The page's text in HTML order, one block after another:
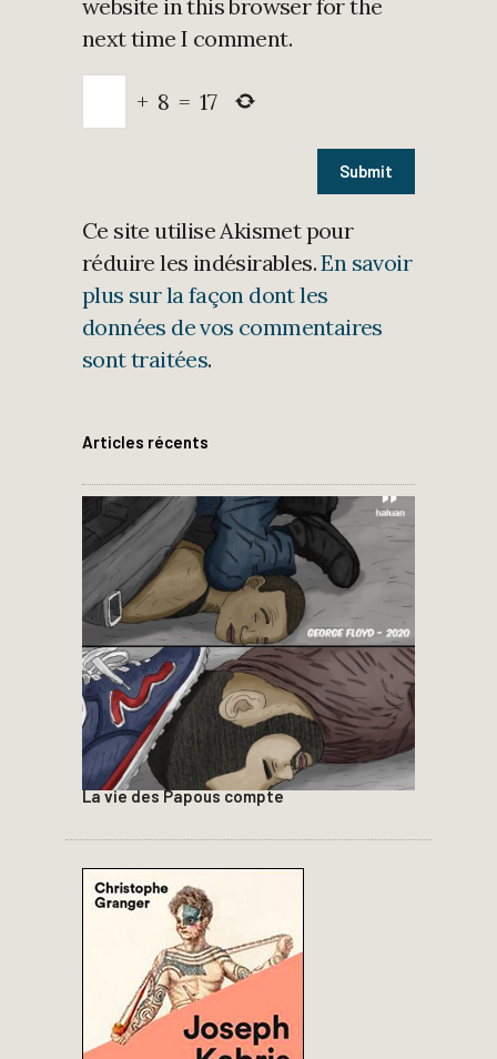
website in this browser for the
next time I comment.
+ 8 = 17
Ce site utilise Akismet pour
réduire les indésirables.En savoir
plus sur la façon dont les
données de vos commentaires
sont traitées.
Articles récents
La vie des Papous compte